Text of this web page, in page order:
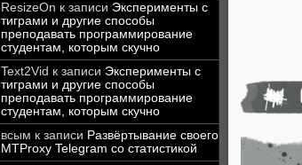
ResizeOn к записи Эксперименты с
тиграми и другие способы
преподавать программирование
студентам, которым скучно
Text2Vid к записи Эксперименты с
тиграми и другие способы
преподавать программирование
студентам, которым скучно
всым к записи Развёртывание своего
MTProxy Telegram со статистикой